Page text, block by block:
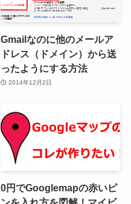
Gmailなのに他のメールア
ドレス（ドメイン）から送
ったようにする方法
2014年12月2日
0円でGooglemapの赤いピ